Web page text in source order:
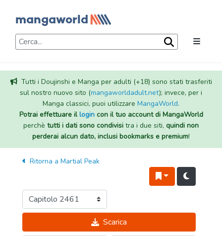
Tutti i Doujinshi e Manga per adulti (+18) sono stati trasferiti
sul nostro nuovo sito (mangaworldadult.net); invece, per i
Manga classici, puoi utilizzare MangaWorld.
Potrai effettuare illogincon il tuo account di MangaWorld
perchè tutti i dati sono condivisi tra i due siti, quindi non
perderai alcun dato, inclusi bookmarks e premium!
Ritorna a Martial Peak
Scarica